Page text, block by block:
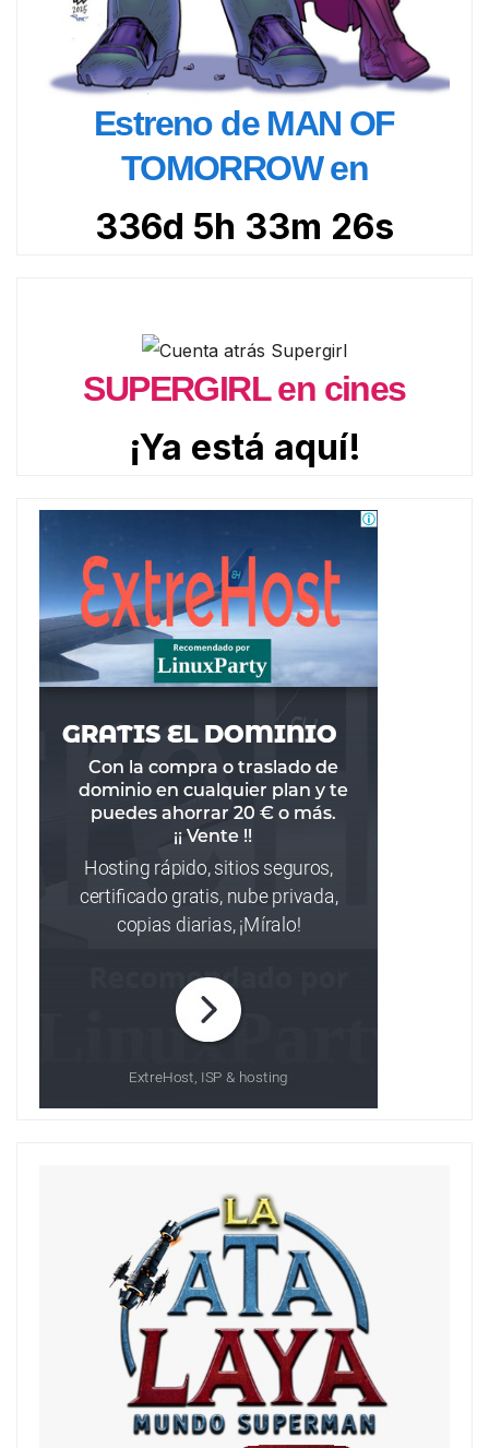
Estreno de MAN OF
TOMORROW en
336d 5h 33m 24s
SUPERGIRL en cines
¡Ya está aquí!